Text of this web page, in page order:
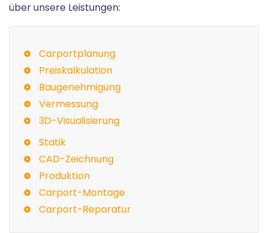
über unsere Leistungen:
Carportplanung
Preiskalkulation
Baugenehmigung
Vermessung
3D-Visualisierung
Statik
CAD-Zeichnung
Produktion
Carport-Montage
Carport-Reparatur